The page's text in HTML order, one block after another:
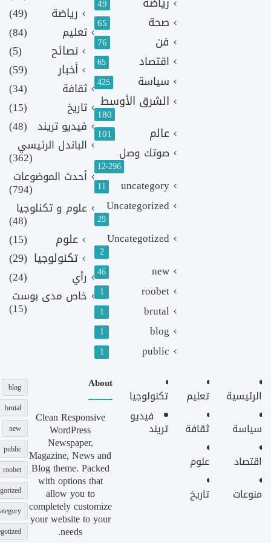
49
صحة 65
فن 76
اقتصاد 65
سياسة 425
الشرق الأوسط
180
عالم 101
صوتك وصل
12٬296
uncategory
11
Uncategorized
29
Uncategotized
2
new
46
roobet
1
brutal
1
blog
1
public
1
رياضة
(49)
تعليم (84)
نصائح
(5)
أخبار
(59)
ثقافة
(34)
تاريخ
(15)
فيديو تريند (48)
الباندل الرئيسي
(362)
أحدث الموضوعات
(794)
علوم و تكنلوجيا
(48)
علوم
(15)
تكنولوجيا (29)
رأي
(24)
خاص مدى بوست
(15)
الرئيسية
سياسة
اقتصاد
منوعات
تعليم
ثقافة
علوم
تاريخ
تكنولوجيا
فيديو
تريند
About
Clean Responsive
WordPress
Newspaper,
Magazine, News and
Blog theme. Packed
with options that
allow you to
completely customize
your website to your
needs.
blog
brutal
new
public
roobet